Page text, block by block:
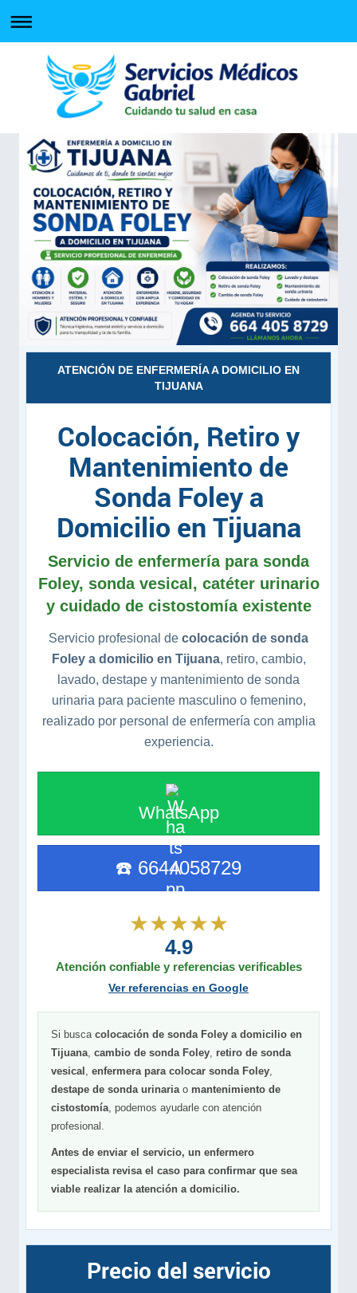
ATENCIÓN DE ENFERMERÍA A DOMICILIO EN
TIJUANA
Colocación, Retiro y
Mantenimiento de
Sonda Foley a
Domicilio en Tijuana
Servicio de enfermería para sonda
Foley, sonda vesical, catéter urinario
y cuidado de cistostomía existente
Servicio profesional de colocación de sonda
Foley a domicilio en Tijuana, retiro, cambio,
lavado, destape y mantenimiento de sonda
urinaria para paciente masculino o femenino,
realizado por personal de enfermería con amplia
experiencia.
WhatsApp
☎️ 6644058729
★★★★★
4.9
Atención confiable y referencias verificables
Ver referencias en Google
Si busca colocación de sonda Foley a domicilio en
Tijuana, cambio de sonda Foley, retiro de sonda
vesical , enfermera para colocar sonda Foley,
destape de sonda urinariao mantenimiento de
cistostomía, podemos ayudarle con atención
profesional.
Antes de enviar el servicio, un enfermero
especialista revisa el caso para confirmar que sea
viable realizar la atención a domicilio.
Precio del servicio